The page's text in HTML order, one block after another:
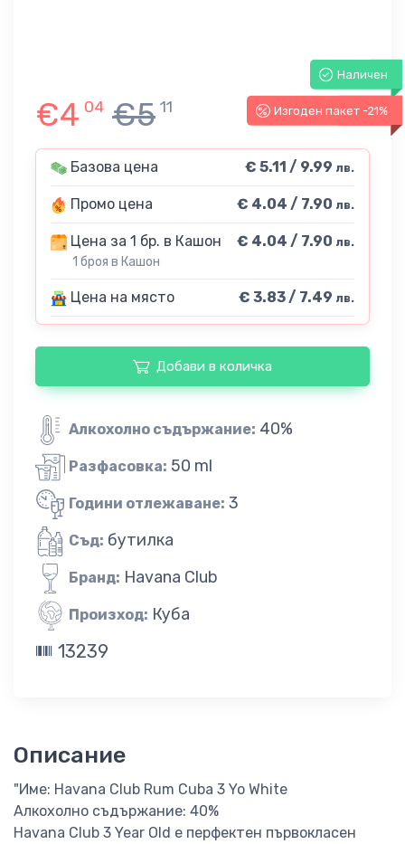
Наличен
-21%
Изгоден пакет -21%
€4 04 €5 11
Базова цена € 5.11 / 9.99 лв.
Промо цена € 4.04 / 7.90 лв.
Цена за 1 бр. в Кашон
1 броя в Кашон
€ 4.04 / 7.90 лв.
Цена на място € 3.83 / 7.49 лв.
Добави в количка
Алкохолно съдържание: 40%
Разфасовка: 50 ml
Години отлежаване: 3
Съд: бутилка
Бранд: Havana Club
Произход: Куба
13239
Описание
"Име: Havana Club Rum Cuba 3 Yo White
Алкохолно съдържание: 40%
Havana Club 3 Year Old е перфектен първокласен